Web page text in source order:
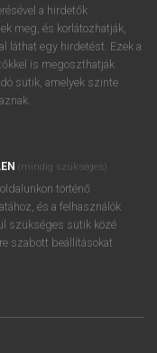
a hirdetők
meg, és korlátozhatják,
láthat egy hirdetést. Ezek a
is megoszthatják
sütik, amelyek szinte
(mindig szükséges)
történő
és a felhasználók
szükséges sütik közé
szabott beállításokat